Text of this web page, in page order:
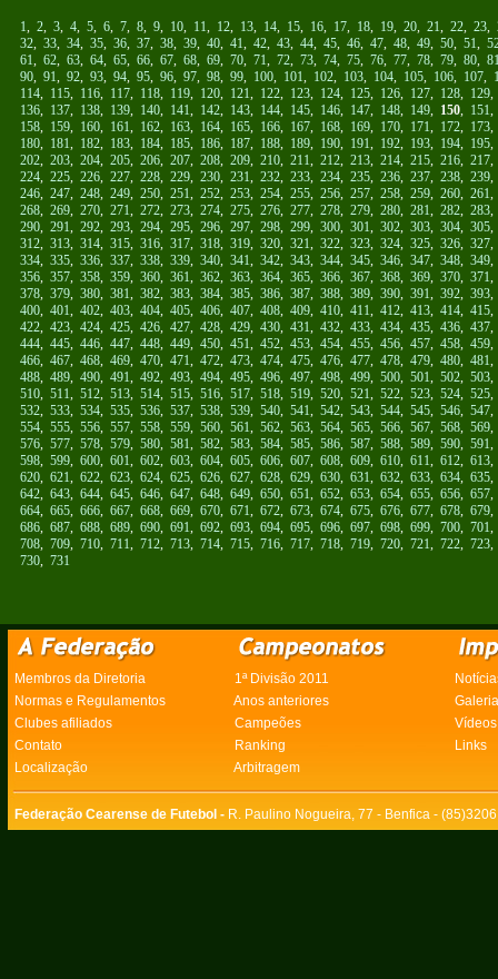
1, 2, 3, 4, 5, 6, 7, 8, 9, 10, 11, 12, 13, 14, 15, 16, 17, 18, 19, 20, 21, 22, 23,
32, 33, 34, 35, 36, 37, 38, 39, 40, 41, 42, 43, 44, 45, 46, 47, 48, 49, 50, 51,
61, 62, 63, 64, 65, 66, 67, 68, 69, 70, 71, 72, 73, 74, 75, 76, 77, 78, 79, 80,
90, 91, 92, 93, 94, 95, 96, 97, 98, 99, 100, 101, 102, 103, 104, 105, 106, 107,
114, 115, 116, 117, 118, 119, 120, 121, 122, 123, 124, 125, 126, 127, 128, 129
136, 137, 138, 139, 140, 141, 142, 143, 144, 145, 146, 147, 148, 149, 150, 151
158, 159, 160, 161, 162, 163, 164, 165, 166, 167, 168, 169, 170, 171, 172, 173
180, 181, 182, 183, 184, 185, 186, 187, 188, 189, 190, 191, 192, 193, 194, 195
202, 203, 204, 205, 206, 207, 208, 209, 210, 211, 212, 213, 214, 215, 216, 217
224, 225, 226, 227, 228, 229, 230, 231, 232, 233, 234, 235, 236, 237, 238, 239
246, 247, 248, 249, 250, 251, 252, 253, 254, 255, 256, 257, 258, 259, 260, 261
268, 269, 270, 271, 272, 273, 274, 275, 276, 277, 278, 279, 280, 281, 282, 283
290, 291, 292, 293, 294, 295, 296, 297, 298, 299, 300, 301, 302, 303, 304, 305
312, 313, 314, 315, 316, 317, 318, 319, 320, 321, 322, 323, 324, 325, 326, 327
334, 335, 336, 337, 338, 339, 340, 341, 342, 343, 344, 345, 346, 347, 348, 349
356, 357, 358, 359, 360, 361, 362, 363, 364, 365, 366, 367, 368, 369, 370, 371
378, 379, 380, 381, 382, 383, 384, 385, 386, 387, 388, 389, 390, 391, 392, 393
400, 401, 402, 403, 404, 405, 406, 407, 408, 409, 410, 411, 412, 413, 414, 415
422, 423, 424, 425, 426, 427, 428, 429, 430, 431, 432, 433, 434, 435, 436, 437
444, 445, 446, 447, 448, 449, 450, 451, 452, 453, 454, 455, 456, 457, 458, 459
466, 467, 468, 469, 470, 471, 472, 473, 474, 475, 476, 477, 478, 479, 480, 481
488, 489, 490, 491, 492, 493, 494, 495, 496, 497, 498, 499, 500, 501, 502, 503
510, 511, 512, 513, 514, 515, 516, 517, 518, 519, 520, 521, 522, 523, 524, 525
532, 533, 534, 535, 536, 537, 538, 539, 540, 541, 542, 543, 544, 545, 546, 547
554, 555, 556, 557, 558, 559, 560, 561, 562, 563, 564, 565, 566, 567, 568, 569
576, 577, 578, 579, 580, 581, 582, 583, 584, 585, 586, 587, 588, 589, 590, 591
598, 599, 600, 601, 602, 603, 604, 605, 606, 607, 608, 609, 610, 611, 612, 613
620, 621, 622, 623, 624, 625, 626, 627, 628, 629, 630, 631, 632, 633, 634, 635
642, 643, 644, 645, 646, 647, 648, 649, 650, 651, 652, 653, 654, 655, 656, 657
664, 665, 666, 667, 668, 669, 670, 671, 672, 673, 674, 675, 676, 677, 678, 679
686, 687, 688, 689, 690, 691, 692, 693, 694, 695, 696, 697, 698, 699, 700, 701
708, 709, 710, 711, 712, 713, 714, 715, 716, 717, 718, 719, 720, 721, 722, 723
730, 731
Membros da Diretoria 1ª Divisão 2011
Normas e Regulamentos
Anos anteriores
Clubes afiliados
Campeões
Vídeos
Contato
Ranking
Links
Localização
Arbitragem
Federação Cearense de Futebol - R. Paulino Nogueira, 77 - Benfica -